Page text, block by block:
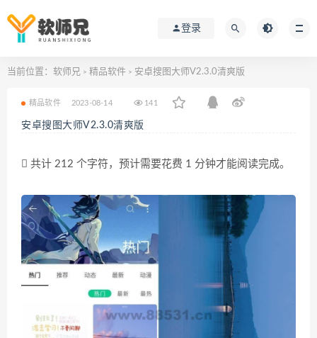
登录
当前位置： 软师兄 > 精品软件 > 安卓搜图大师V2.3.0清爽版
精品软件 2023-08-14 141
安卓搜图大师V2.3.0清爽版
共计 212 个字符，预计需要花费 1 分钟才能阅读完成。